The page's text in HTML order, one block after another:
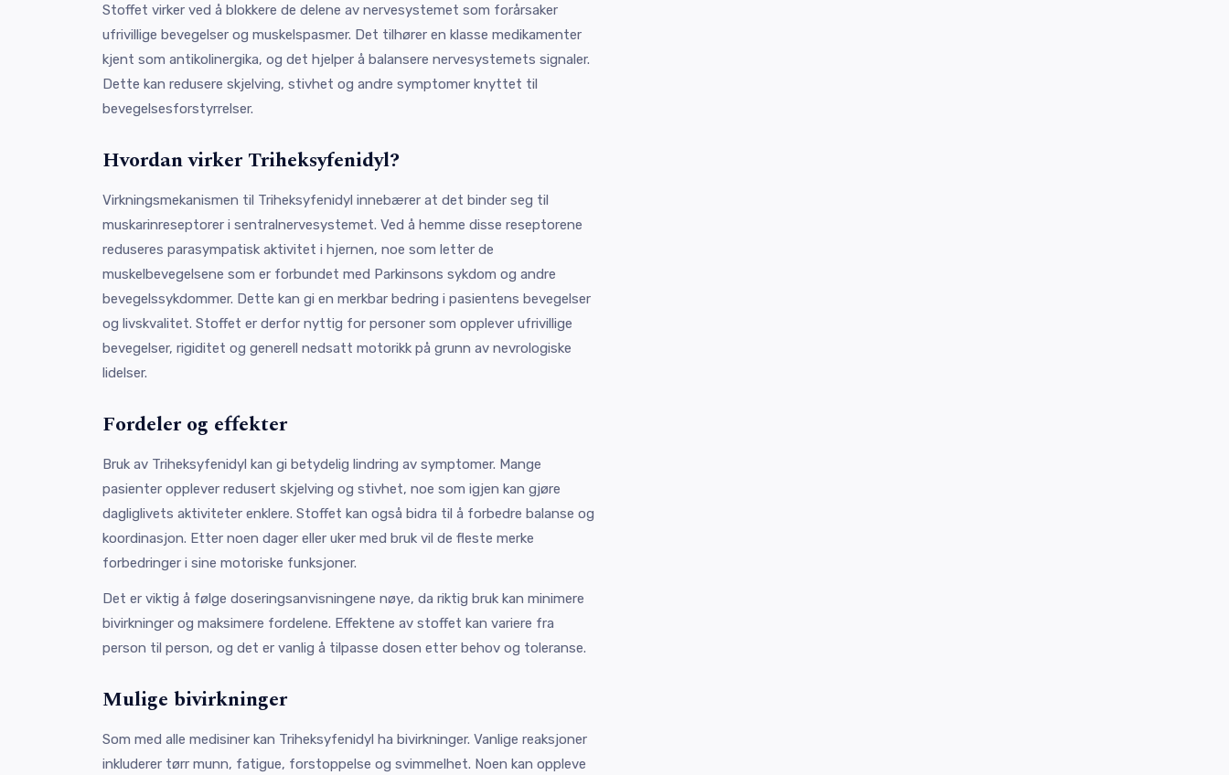
Stoffet virker ved å blokkere de delene av nervesystemet som forårsaker
ufrivillige bevegelser og muskelspasmer. Det tilhører en klasse medikamenter
kjent som antikolinergika, og det hjelper å balansere nervesystemets signaler.
Dette kan redusere skjelving, stivhet og andre symptomer knyttet til
bevegelsesforstyrrelser.
Hvordan virker Triheksyfenidyl?
Virkningsmekanismen til Triheksyfenidyl innebærer at det binder seg til
muskarinreseptorer i sentralnervesystemet. Ved å hemme disse reseptorene
reduseres parasympatisk aktivitet i hjernen, noe som letter de
muskelbevegelsene som er forbundet med Parkinsons sykdom og andre
bevegelssykdommer. Dette kan gi en merkbar bedring i pasientens bevegelser
og livskvalitet. Stoffet er derfor nyttig for personer som opplever ufrivillige
bevegelser, rigiditet og generell nedsatt motorikk på grunn av nevrologiske
lidelser.
Fordeler og effekter
Bruk av Triheksyfenidyl kan gi betydelig lindring av symptomer. Mange
pasienter opplever redusert skjelving og stivhet, noe som igjen kan gjøre
dagliglivets aktiviteter enklere. Stoffet kan også bidra til å forbedre balanse og
koordinasjon. Etter noen dager eller uker med bruk vil de fleste merke
forbedringer i sine motoriske funksjoner.
Det er viktig å følge doseringsanvisningene nøye, da riktig bruk kan minimere
bivirkninger og maksimere fordelene. Effektene av stoffet kan variere fra
person til person, og det er vanlig å tilpasse dosen etter behov og toleranse.
Mulige bivirkninger
Som med alle medisiner kan Triheksyfenidyl ha bivirkninger. Vanlige reaksjoner
inkluderer tørr munn, fatigue, forstoppelse og svimmelhet. Noen kan oppleve